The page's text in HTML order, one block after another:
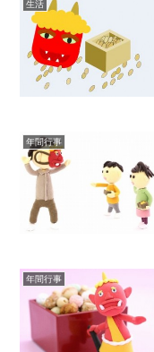
生活
年間行事
年間行事